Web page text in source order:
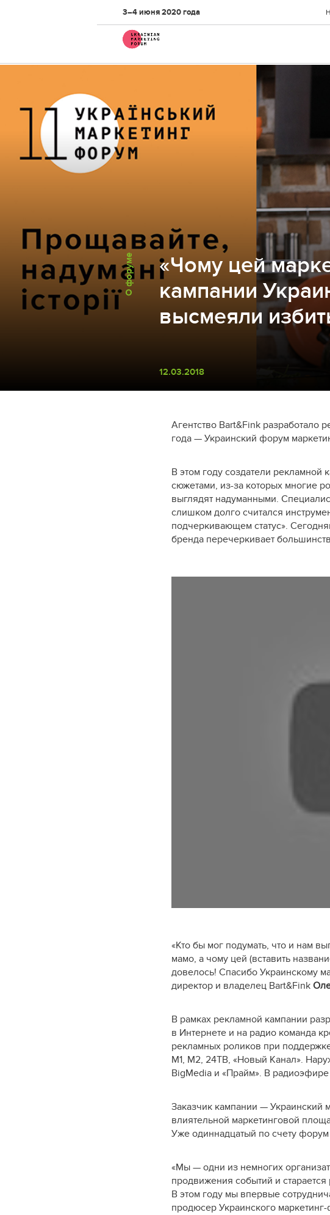
3–4 июня 2020 года
О форуме
12.03.2018
«Чому цей
кампании
высмеяли
Агентство Bart&Fink разработало
года — Украинский форум
В этом году создатели
сюжетами, из-за которых многие
выглядят надуманными.
слишком долго считался
подчеркивающем статус».
бренда перечеркивает
«Кто бы мог подумать, что и нам
мамо, а чому цей (вставить
довелось! Спасибо Украинскому
директор и владелец Bart&Fink
В рамках рекламной кампании
в Интернете и на радио команда
рекламных роликов при
М1, М2, 24ТВ, «Новый Канал».
BigMedia и «Прайм». В
Заказчик кампании — Украинский
влиятельной маркетинговой
Уже одиннадцатый по счету
«Мы — одни из немногих
продвижения событий и
В этом году мы впервые
продюсер Украинского